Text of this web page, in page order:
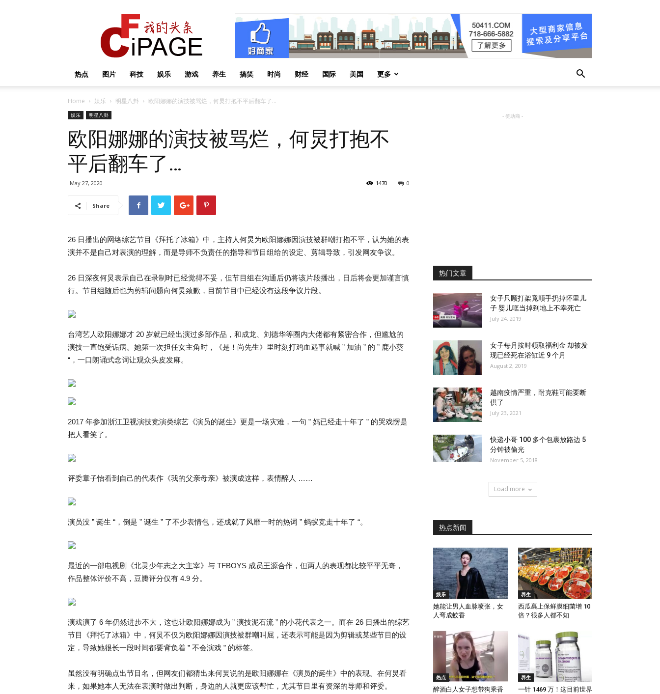
热点 图片 科技 娱乐 游戏 养生 搞笑 时尚 财经 国际 美国 更多
Home 娱乐 明星八卦 欧阳娜娜的演技被骂烂，何炅打抱不平后翻车了…
娱乐 明星八卦
欧阳娜娜的演技被骂烂，何炅打抱不
平后翻车了…
May 27, 2020 0
1470
Share
26 日播出的网络综艺节目《拜托了冰箱》中，主持人何炅为欧阳娜娜因演技被群嘲打抱不平，认为她的表
演并不是自己对表演的理解，而是导师不负责任的指导和节目组给的设定、剪辑导致，引发网友争议。
26 日深夜何炅表示自己在录制时已经觉得不妥，但节目组在沟通后仍将该片段播出，日后将会更加谨言慎
行。节目组随后也为剪辑问题向何炅致歉，目前节目中已经没有这段争议片段。
台湾艺人欧阳娜娜才 20 岁就已经出演过多部作品，和成龙、刘德华等圈内大佬都有紧密合作，但尴尬的
演技一直饱受诟病。她第一次担任女主角时，《是！尚先生》里时刻打鸡血遇事就喊 ” 加油 ” 的 ” 鹿小葵
“，一口朗诵式念词让观众头皮发麻。
2017 年参加浙江卫视演技竞演类综艺《演员的诞生》更是一场灾难，一句 ” 妈已经走十年了 ” 的哭戏愣是
把人看笑了。
评委章子怡看到自己的代表作《我的父亲母亲》被演成这样，表情醉人 ……
演员没 ” 诞生 “，倒是 ” 诞生 ” 了不少表情包，还成就了风靡一时的热词 ” 蚂蚁竞走十年了 “。
最近的一部电视剧《北灵少年志之大主宰》与 TFBOYS 成员王源合作，但两人的表现都比较平平无奇，
作品整体评价不高，豆瓣评分仅有 4.9 分。
演戏演了 6 年仍然进步不大，这也让欧阳娜娜成为 ” 演技泥石流 ” 的小花代表之一。而在 26 日播出的综艺
节目《拜托了冰箱》中，何炅不仅为欧阳娜娜因演技被群嘲叫屈，还表示可能是因为剪辑或某些节目的设
定，导致她很长一段时间都要背负着 ” 不会演戏 ” 的标签。
虽然没有明确点出节目名，但网友们都猜出来何炅说的是欧阳娜娜在《演员的诞生》中的表现。在何炅看
来，如果她本人无法在表演时做出判断，身边的人就更应该帮忙，尤其节目里有资深的导师和评委。
- 赞助商 -
热门文章
女子只顾打架竟顺手扔掉怀里儿
子 婴儿哐当掉到地上不幸死亡
July 24, 2019
女子每月按时领取福利金 却被发
现已经死在浴缸近 9 个月
August 2, 2019
越南疫情严重，耐克鞋可能要断
供了
July 23, 2021
快递小哥 100 多个包裹放路边 5
分钟被偷光
November 5, 2018
Load more
热点新闻
娱乐
她能让男人血脉喷张，女
人弯成蚊香
养生
西瓜裹上保鲜膜细菌增 10
倍？很多人都不知
热点
醉酒白人女子想带狗乘香
养生
一针 1469 万！这目前世界